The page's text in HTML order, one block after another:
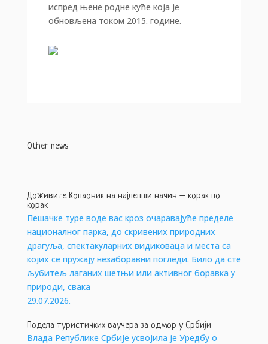
испред њене родне куће која је
обновљена током 2015. године.
Other news
Доживите Копаоник на најлепши начин – корак по
корак
Пешачке туре воде вас кроз очаравајуће пределе
националног парка, до скривених природних
драгуља, спектакуларних видиковаца и места са
којих се пружају незаборавни погледи. Било да сте
љубитељ лаганих шетњи или активног боравка у
природи, свака
29.07.2026.
Подела туристичких ваучера за одмор у Србији
Влада Републике Србије усвојила је Уредбу о